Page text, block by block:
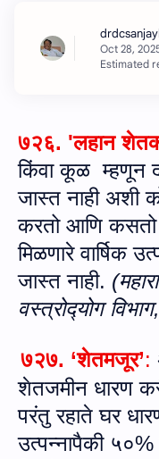
Estimated
७२६. 'लहान
किंवाकूळ म्‍हणून
जास्‍तनाही अशी
करतो आणि
मिळणारे वार्षिक
जास्त नाही.
वस्‍त्रोद्‍योग
७२७. ‘शेतमजूर’:
शेतजमीन धारण
परंतु रहाते घर
उत्‍पन्‍नापैकी